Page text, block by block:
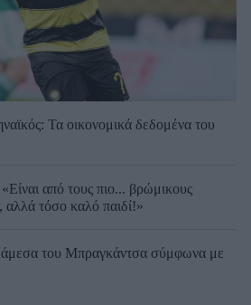
Τα οικονομικά δεδομένα του
από τους πιο... βρώμικους
αλλά τόσο καλό παιδί!»
άμεσα του Μπραγκάντσα σύμφωνα με